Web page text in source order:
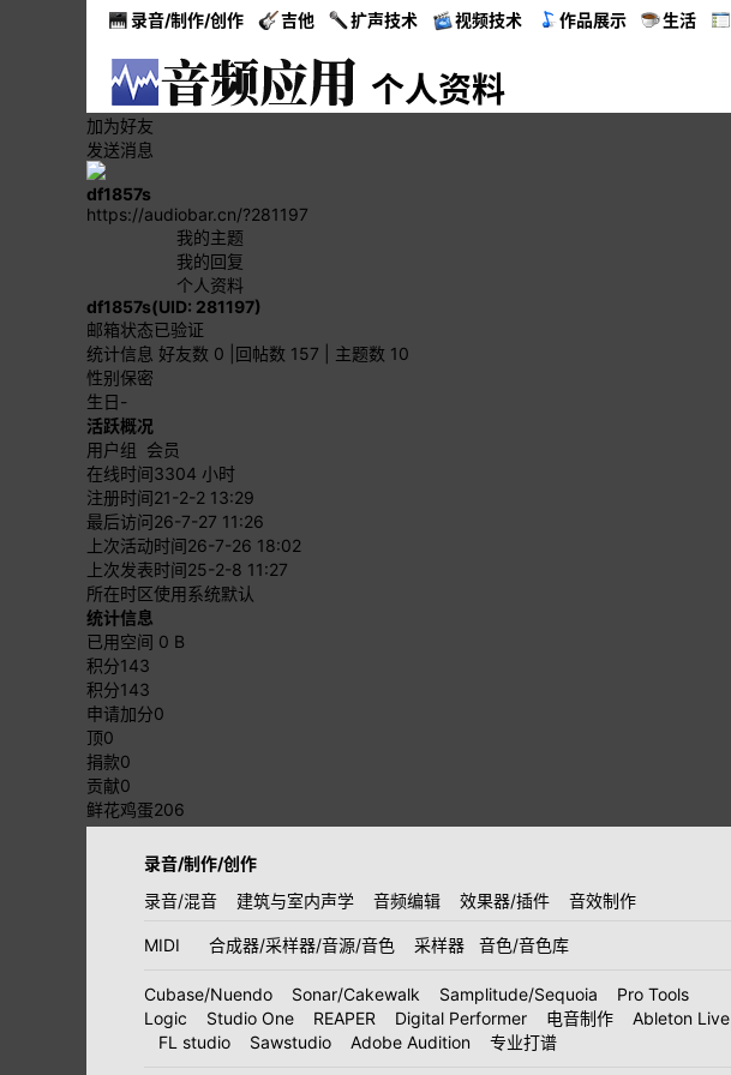
录音/制作/创作 吉他 扩声技术 视频技术 作品展示 生活
个人资料
加为好友
发送消息
df1857s
https://audiobar.cn/?281197
我的主题
我的回复
个人资料
df1857s(UID: 281197)
邮箱状态已验证
统计信息 好友数 0 回帖数 157
主题数 10
性别保密
生日-
活跃概况
用户组 会员
在线时间3304 小时
注册时间21-2-2 13:29
最后访问26-7-27 11:26
上次活动时间26-7-26 18:02
上次发表时间25-2-8 11:27
所在时区使用系统默认
统计信息
已用空间 0 B
积分143
积分143
申请加分0
顶0
捐款0
贡献0
鲜花鸡蛋206
录音/制作/创作
录音/混音
建筑与室内声学 音频编辑 效果器/插件 音效制作
MIDI 合成器/采样器/音源/音色 采样器 音色/音色库
Cubase/Nuendo Sonar/Cakewalk Samplitude/Sequoia
Pro Tools
Logic
Studio One REAPER Digital Performer 电音制作
Ableton Live
FL studio
Sawstudio Adobe Audition 专业打谱